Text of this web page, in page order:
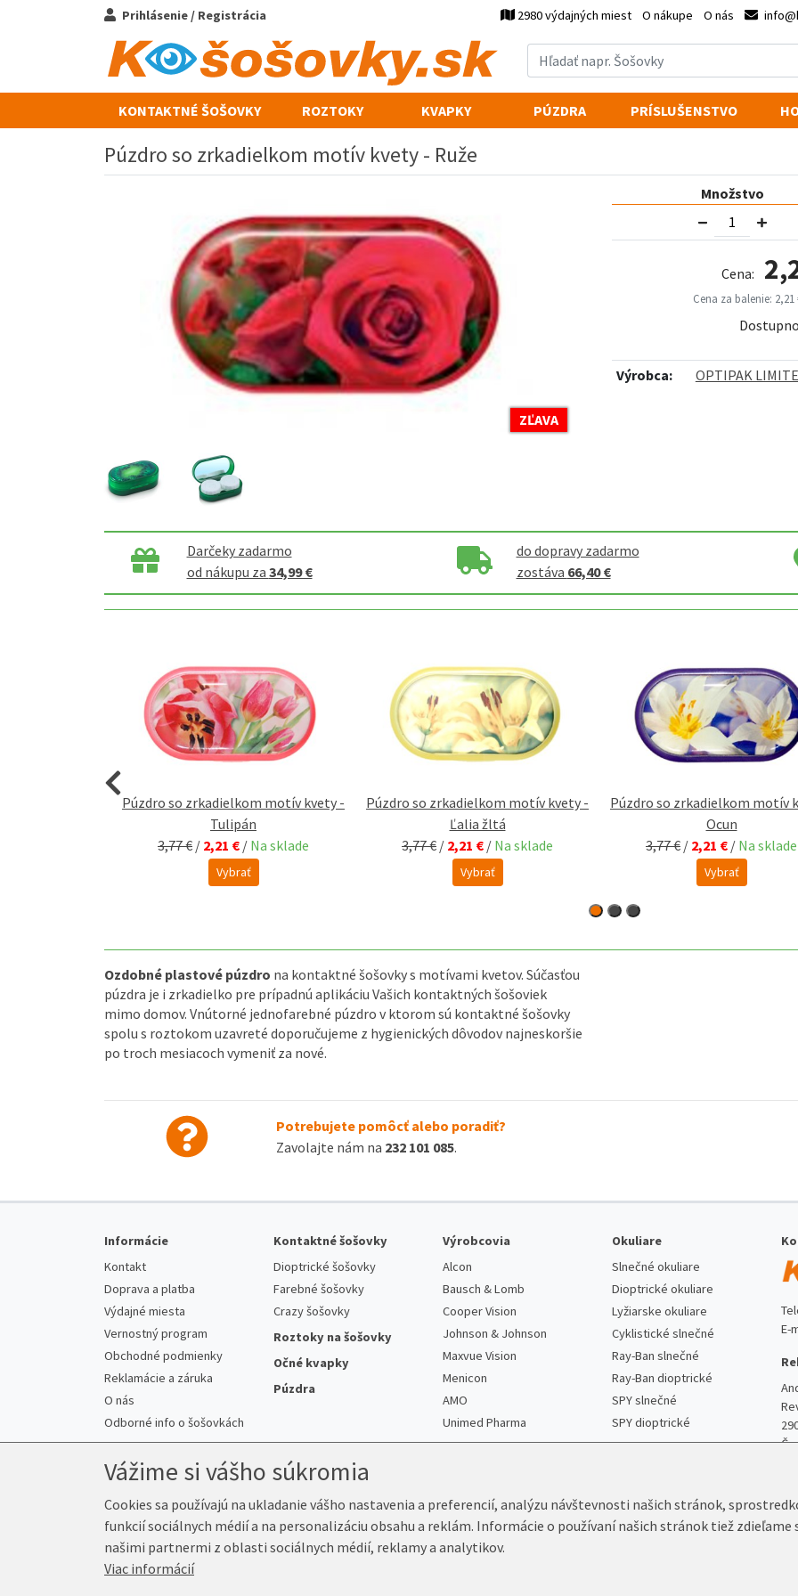
Prihlásenie / Registrácia 2980 výdajných miest O nákupe O nás
KONTAKTNÉ ŠOŠOVKY ROZTOKY KVAPKY PÚZDRA PRÍSLUŠENSTVO
Púzdro so zrkadielkom motív kvety - Ruže
ZĽAVA
Množstvo
Cena:
Cena za balenie: 2,21
Výrobca: OPTIPAK
Darčeky zadarmo
od nákupu za 34,99 €
do dopravy zadarmo
zostáva 66,40 €
Púzdro so zrkadielkom motív kvety -
Tulipán
3,77 € / 2,21 € / Na sklade
Vybrať
Púzdro so zrkadielkom motív kvety -
Ľalia žltá
3,77 € / 2,21 € / Na sklade
Vybrať
Púzdro so zrkadielkom motív
Ocun
3,77 € / 2,21 € / Na sklade
Vybrať
Ozdobné plastové púzdro na kontaktné šošovky s motívami kvetov. Súčasťou
púzdra je i zrkadielko pre prípadnú aplikáciu Vašich kontaktných šošoviek
mimo domov. Vnútorné jednofarebné púzdro v ktorom sú kontaktné šošovky
spolu s roztokom uzavreté doporučujeme z hygienických dôvodov najneskoršie
po troch mesiacoch vymeniť za nové.
Potrebujete pomôcť alebo poradiť?
Zavolajte nám na 232 101 085.
Informácie
Kontakt
Doprava a platba
Výdajné miesta
Vernostný program
Obchodné podmienky
Reklamácie a záruka
O nás
Odborné info o šošovkách
Kontaktné šošovky
Dioptrické šošovky
Farebné šošovky
Crazy šošovky
Roztoky na šošovky
Očné kvapky
Púzdra
Výrobcovia
Alcon
Bausch & Lomb
Cooper Vision
Johnson & Johnson
Maxvue Vision
Menicon
AMO
Unimed Pharma
Okuliare
Slnečné okuliare
Dioptrické okuliare
Lyžiarske okuliare
Cyklistické slnečné
Ray-Ban slnečné
Ray-Ban dioptrické
SPY slnečné
SPY dioptrické
E-
© 2026 K-Šošovky.sk
Vážime si vášho súkromia
Cookies sa používajú na ukladanie vášho nastavenia a preferencií, analýzu návštevnosti našich stránok,
funkcií sociálnych médií a na personalizáciu obsahu a reklám. Informácie o používaní našich stránok tiež zdieľame
našimi partnermi z oblasti sociálnych médií, reklamy a analytikov.
Viac informácií